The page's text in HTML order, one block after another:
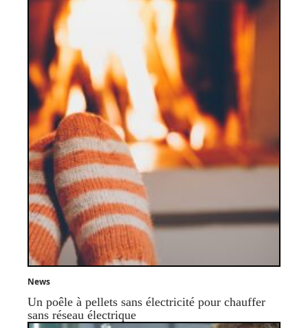
News
Un poêle à pellets sans électricité pour chauffer
sans réseau électrique